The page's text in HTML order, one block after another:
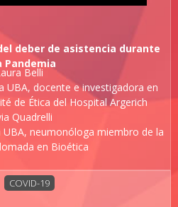
deber de asistencia durante
Pandemia
Belli
UBA, docente e investigadora en
de Ética del Hospital Argerich
Quadrelli
neumonóloga miembro de la
en Bioética
COVID-19